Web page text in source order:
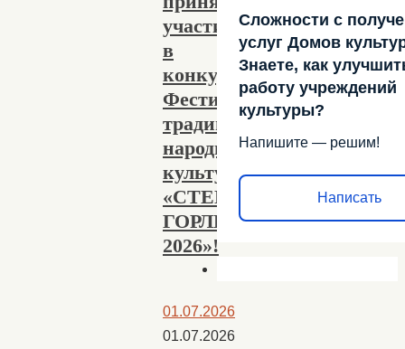
участие
в
конкурсах
Фестиваля
традиционной
народной
культуры
«СТЕПНАЯ
ГОРЛИНКА
2026»!
01.07.2026
01.07.2026
Сложности с
услуг Домов
Знаете, как
работу учреждений
культуры?
Напишите — решим!
Написать